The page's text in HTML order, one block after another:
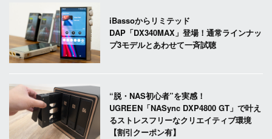
iBassoからリミテッド
DAP「DX340MAX」登場！通常ラインナッ
プ3モデルとあわせて一斉試聴
“脱・NAS初心者”を実感！
UGREEN「NASync DXP4800 GT」で叶え
るストレスフリーなクリエイティブ環境
【割引クーポン有】